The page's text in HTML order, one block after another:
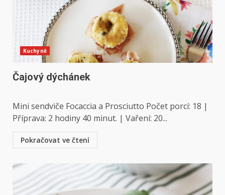
Kuchyně
Čajový dýchánek
Mini sendviče Focaccia a Prosciutto Počet porcí: 18 |
Příprava: 2 hodiny 40 minut. | Vaření: 20...
Pokračovat ve čtení